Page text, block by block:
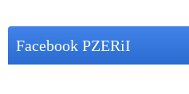
Facebook PZERiI